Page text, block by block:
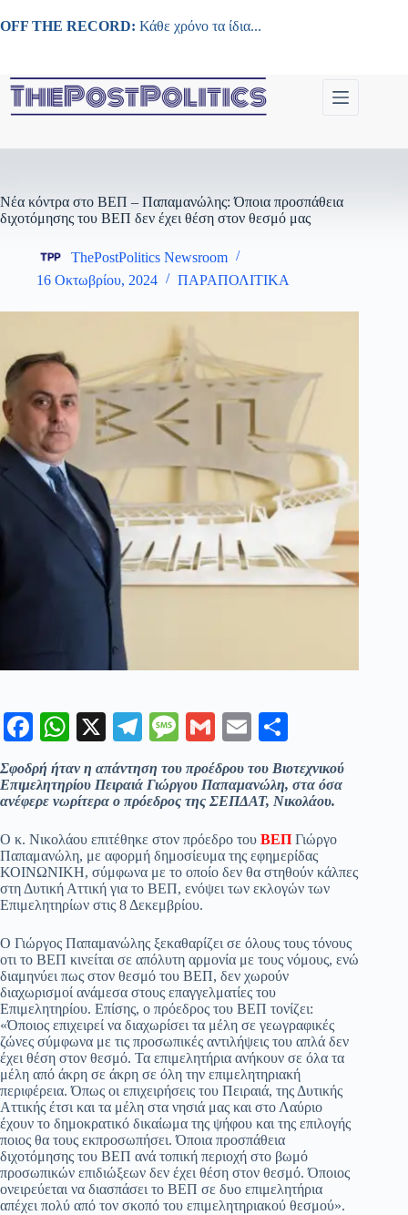
στο
OFF THE RECORD: Κάθε χρόνο τα ίδια...
Νέα κόντρα στο ΒΕΠ – Παπαμανώλης: Όποια προσπάθεια
διχοτόμησης του ΒΕΠ δεν έχει θέση στον θεσμό μας
ThePostPolitics Newsroom
16 Οκτωβρίου, 2024
ΠΑΡΑΠΟΛΙΤΙΚΑ
Fa
ce
bo
ok
W
ts
A
pp
X
Te
le
gr
a
m
M
sa
ge
G
m
ail
E
m
ail ρ
α
στ
εί
τε
Σφοδρή ήταν η απάντηση του προέδρου του Βιοτεχνικού
Επιμελητηρίου Πειραιά Γιώργου Παπαμανώλη, στα όσα
ανέφερε νωρίτερα ο πρόεδρος της ΣΕΠΔΑΤ, Νικολάου.
Ο κ. Νικολάου επιτέθηκε στον πρόεδρο του ΒΕΠ Γιώργο
Παπαμανώλη, με αφορμή δημοσίευμα της εφημερίδας
ΚΟΙΝΩΝΙΚΗ, σύμφωνα με το οποίο δεν θα στηθούν κάλπες
στη Δυτική Αττική για το ΒΕΠ, ενόψει των εκλογών των
Επιμελητηρίων στις 8 Δεκεμβρίου.
Ο Γιώργος Παπαμανώλης ξεκαθαρίζει σε όλους τους τόνους
οτι το ΒΕΠ κινείται σε απόλυτη αρμονία με τους νόμους, ενώ
διαμηνύει πως στον θεσμό του ΒΕΠ, δεν χωρούν
διαχωρισμοί ανάμεσα στους επαγγελματίες του
Επιμελητηρίου. Επίσης, ο πρόεδρος του ΒΕΠ τονίζει:
«Όποιος επιχειρεί να διαχωρίσει τα μέλη σε γεωγραφικές
ζώνες σύμφωνα με τις προσωπικές αντιλήψεις του απλά δεν
έχει θέση στον θεσμό. Τα επιμελητήρια ανήκουν σε όλα τα
μέλη από άκρη σε άκρη σε όλη την επιμελητηριακή
περιφέρεια. Όπως οι επιχειρήσεις του Πειραιά, της Δυτικής
Αττικής έτσι και τα μέλη στα νησιά μας και στο Λαύριο
έχουν το δημοκρατικό δικαίωμα της ψήφου και της επιλογής
ποιος θα τους εκπροσωπήσει. Όποια προσπάθεια
διχοτόμησης του ΒΕΠ ανά τοπική περιοχή στο βωμό
προσωπικών επιδιώξεων δεν έχει θέση στον θεσμό. Όποιος
ονειρεύεται να διασπάσει το ΒΕΠ σε δυο επιμελητήρια
απέχει πολύ από τον σκοπό του επιμελητηριακού θεσμού».